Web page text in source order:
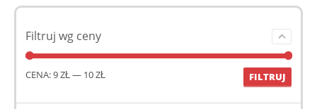
Filtruj wg ceny
FILTRUJ
CENA:9 ZŁ — 10 ZŁ